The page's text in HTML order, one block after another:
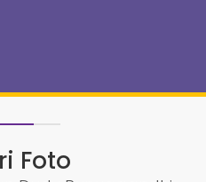
Foto